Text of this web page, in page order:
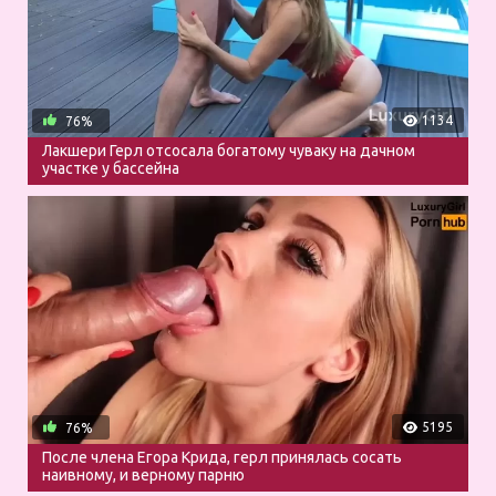
1134
76%
Лакшери Герл отсосала богатому чуваку на дачном
участке у бассейна
5195
76%
После члена Егора Крида, герл принялась сосать
наивному, и верному парню